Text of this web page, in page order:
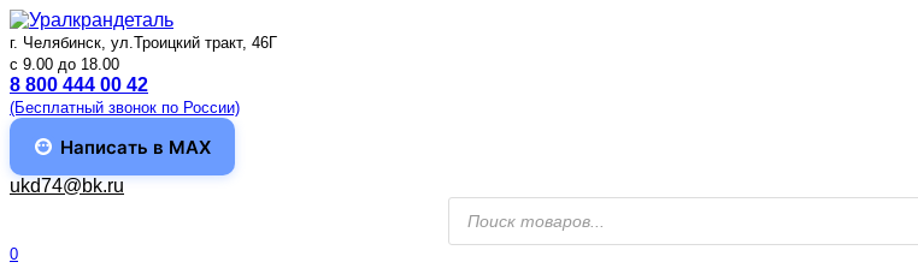
Перейти
к
содержанию
г. Челябинск, ул.Троицкий тракт, 46Г
c 9.00 до 18.00
8 800 444 00 42
(Бесплатный звонок по России)
Написать в MAX
ukd74@bk.ru
Поиск
товаров
0